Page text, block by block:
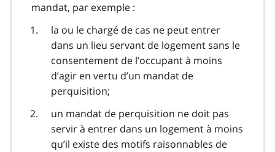
mandat, par exemple :
la ou le chargé de cas ne peut entrer
dans un lieu servant de logement sans le
consentement de l’occupant à moins
d’agir en vertu d’un mandat de
perquisition;
un mandat de perquisition ne doit pas
servir à entrer dans un logement à moins
qu’il existe des motifs raisonnables de